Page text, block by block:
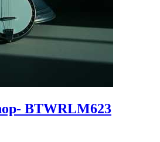
BTWRLM623